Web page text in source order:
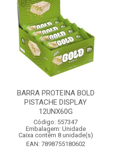
BARRA PROTEINA BOLD
PISTACHE DISPLAY
12UNX60G
Código: 557347
Embalagem: Unidade
Caixa contém 8 unidade(s)
EAN: 7898755180602